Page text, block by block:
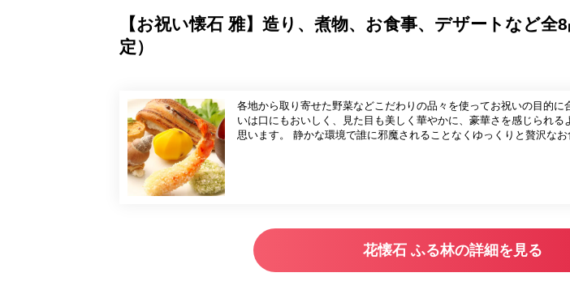
【お祝い懐石 雅】造り、煮物、お食事、デザートなど全
定）
各地から取り寄せた野菜などこだわりの品々を使ってお祝いの目的
いは口にもおいしく、見た目も美しく華やかに、豪華さを感じられ
思います。 静かな環境で誰に邪魔されることなくゆっくりと贅沢なお
花懐石 ふる林の詳細を見る